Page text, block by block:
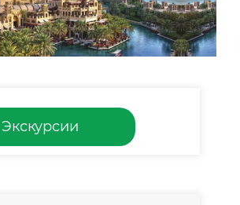
Экскурсии